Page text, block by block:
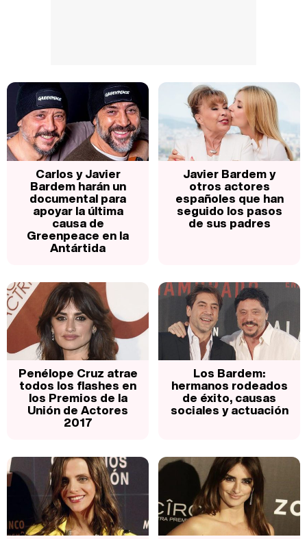
Carlos y Javier
Bardem harán un
documental para
apoyar la última
causa de
Greenpeace en la
Antártida
Javier Bardem y
otros actores
españoles que han
seguido los pasos
de sus padres
Penélope Cruz atrae
todos los flashes en
los Premios de la
Unión de Actores
2017
Los Bardem:
hermanos rodeados
de éxito, causas
sociales y actuación